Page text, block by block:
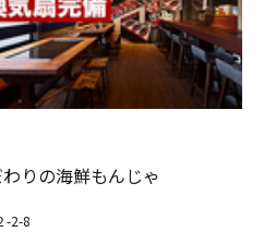
りの海鮮もんじゃ
-2-8